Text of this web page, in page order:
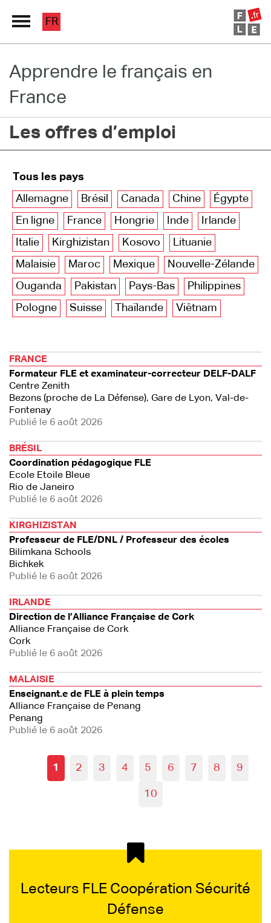
Grand Répertoire
Immersion France
Le français en ligne
FR
Apprendre le français en
France
Les offres d’emploi
Tous les pays
Allemagne
Brésil Canada Chine
Égypte
En ligne
France Hongrie Inde
Irlande
Italie
Kirghizistan Kosovo
Lituanie
Malaisie
Maroc Mexique
Nouvelle-Zélande
Ouganda
Pakistan Pays-Bas
Philippines
Pologne
Suisse Thaïlande Viêtnam
FRANCE
Formateur FLE et examinateur-correcteur DELF-DALF
Centre Zenith
Bezons (proche de La Défense), Gare de Lyon, Val-de-
Fontenay
Publié le 6 août 2026
BRÉSIL
Coordination pédagogique FLE
Ecole Etoile Bleue
Rio de Janeiro
Publié le 6 août 2026
KIRGHIZISTAN
Professeur de FLE/DNL / Professeur des écoles
Bilimkana Schools
Bichkek
Publié le 6 août 2026
IRLANDE
Direction de l’Alliance Française de Cork
Alliance Française de Cork
Cork
Publié le 6 août 2026
MALAISIE
Enseignant.e de FLE à plein temps
Alliance Française de Penang
Penang
Publié le 6 août 2026
1 2 3 4 5 6 7 8 9
10
Lecteurs FLE Coopération Sécurité
Défense